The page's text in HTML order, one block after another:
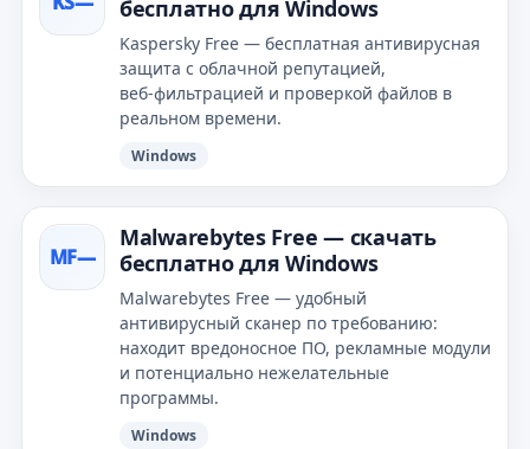
бесплатно для Windows
Kaspersky Free — бесплатная антивирусная
защита с облачной репутацией,
веб‑фильтрацией и проверкой файлов в
реальном времени.
Windows
MF—
Malwarebytes Free — скачать
бесплатно для Windows
Malwarebytes Free — удобный
антивирусный сканер по требованию:
находит вредоносное ПО, рекламные модули
и потенциально нежелательные
программы.
Windows